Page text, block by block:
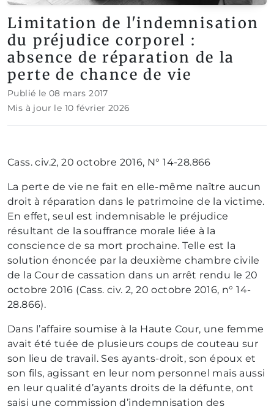
Limitation de l'indemnisation
du préjudice corporel :
absence de réparation de la
perte de chance de vie
Publié le 08 mars 2017
Mis à jour le 10 février 2026
Cass. civ.2, 20 octobre 2016, N° 14-28.866
La perte de vie ne fait en elle-même naître aucun
droit à réparation dans le patrimoine de la victime.
En effet, seul est indemnisable le préjudice
résultant de la souffrance morale liée à la
conscience de sa mort prochaine. Telle est la
solution énoncée par la deuxième chambre civile
de la Cour de cassation dans un arrêt rendu le 20
octobre 2016 (Cass. civ. 2, 20 octobre 2016, n° 14-
28.866).
Dans l’affaire soumise à la Haute Cour, une femme
avait été tuée de plusieurs coups de couteau sur
son lieu de travail. Ses ayants-droit, son époux et
son fils, agissant en leur nom personnel mais aussi
en leur qualité d’ayants droits de la défunte, ont
saisi une commission d’indemnisation des